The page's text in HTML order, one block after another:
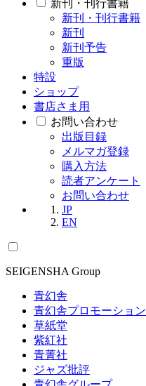
新刊・刊行書籍
新刊・刊行書籍
新刊
新刊予告
重版
特設
ショップ
書店さま用
お問い合わせ
出版目録
メルマガ登録
購入方法
読者アンケート
お問い合わせ
JP
EN
SEIGENSHA Group
青幻舎
青幻舎プロモーション
草紙堂
紫紅社
青菁社
ジャズ批評